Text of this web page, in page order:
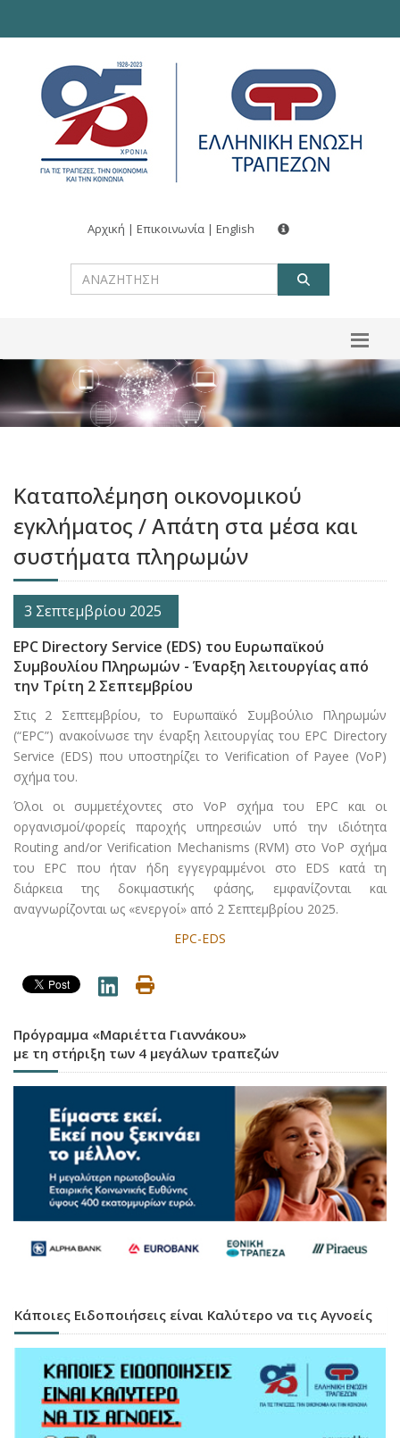
Αρχική | Επικοινωνία | English
Καταπολέμηση οικονομικού
εγκλήματος / Απάτη στα μέσα και
συστήματα πληρωμών
3 Σεπτεμβρίου 2025
EPC Directory Service (EDS) του Ευρωπαϊκού
Συμβουλίου Πληρωμών - Έναρξη λειτουργίας από
την Τρίτη 2 Σεπτεμβρίου
Στις 2 Σεπτεμβρίου, το Ευρωπαϊκό Συμβούλιο Πληρωμών
(“EPC”) ανακοίνωσε την έναρξη λειτουργίας του EPC Directory
Service (EDS) που υποστηρίζει τo Verification of Payee (VoP)
σχήμα του.
Όλοι οι συμμετέχοντες στο VoP σχήμα του EPC και οι
οργανισμοί/φορείς παροχής υπηρεσιών υπό την ιδιότητα
Routing and/or Verification Mechanisms (RVM) στο VoP σχήμα
του EPC που ήταν ήδη εγγεγραμμένοι στο EDS κατά τη
διάρκεια της δοκιμαστικής φάσης, εμφανίζονται και
αναγνωρίζονται ως «ενεργοί» από 2 Σεπτεμβρίου 2025.
EPC-EDS
Πρόγραμμα «Μαριέττα Γιαννάκου»
με τη στήριξη των 4 μεγάλων τραπεζών
Κάποιες Ειδοποιήσεις είναι Καλύτερο να τις Αγνοείς